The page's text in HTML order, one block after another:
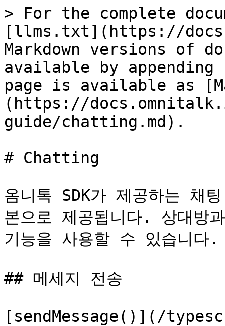
> For the complete
[llms.txt](https://
Markdown versions of
available by
page is available as
(https://
guide/chatting.md).
# Chatting
옴니톡 SDK가 제공하는 채
본으로 제공됩니다. 상대방
기능을 사용할 수 있습니다.
## 메세지 전송
[sendMessage()](/